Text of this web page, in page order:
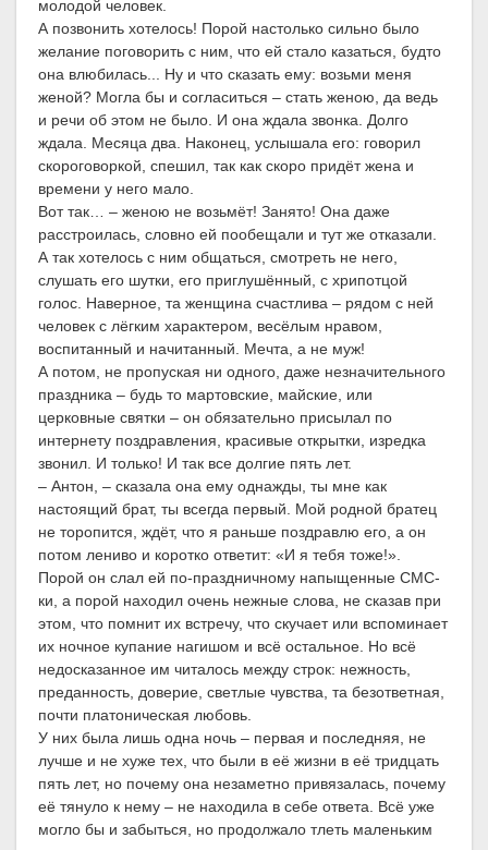
молодой человек.
А позвонить хотелось! Порой настолько сильно было
желание поговорить с ним, что ей стало казаться, будто
она влюбилась... Ну и что сказать ему: возьми меня
женой? Могла бы и согласиться – стать женою, да ведь
и речи об этом не было. И она ждала звонка. Долго
ждала. Месяца два. Наконец, услышала его: говорил
скороговоркой, спешил, так как скоро придёт жена и
времени у него мало.
Вот так… – женою не возьмёт! Занято! Она даже
расстроилась, словно ей пообещали и тут же отказали.
А так хотелось с ним общаться, смотреть не него,
слушать его шутки, его приглушённый, с хрипотцой
голос. Наверное, та женщина счастлива – рядом с ней
человек с лёгким характером, весёлым нравом,
воспитанный и начитанный. Мечта, а не муж!
А потом, не пропуская ни одного, даже незначительного
праздника – будь то мартовские, майские, или
церковные святки – он обязательно присылал по
интернету поздравления, красивые открытки, изредка
звонил. И только! И так все долгие пять лет.
– Антон, – сказала она ему однажды, ты мне как
настоящий брат, ты всегда первый. Мой родной братец
не торопится, ждёт, что я раньше поздравлю его, а он
потом лениво и коротко ответит: «И я тебя тоже!».
Порой он слал ей по-праздничному напыщенные СМС-
ки, а порой находил очень нежные слова, не сказав при
этом, что помнит их встречу, что скучает или вспоминает
их ночное купание нагишом и всё остальное. Но всё
недосказанное им читалось между строк: нежность,
преданность, доверие, светлые чувства, та безответная,
почти платоническая любовь.
У них была лишь одна ночь – первая и последняя, не
лучше и не хуже тех, что были в её жизни в её тридцать
пять лет, но почему она незаметно привязалась, почему
её тянуло к нему – не находила в себе ответа. Всё уже
могло бы и забыться, но продолжало тлеть маленьким